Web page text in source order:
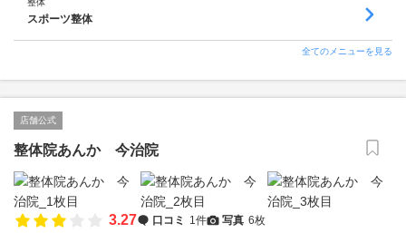
整体
スポーツ整体
全てのメニューを見る
店舗公式
整体院あんか 今治院
3.27 口コミ 1件 写真 6枚